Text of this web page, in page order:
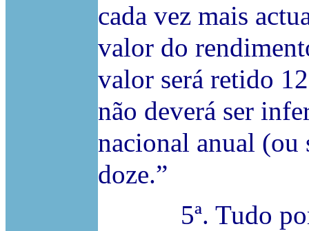
cada vez mais
valor do
valor será retido
não deverá ser
nacional anual
doze.”
5ª. Tudo